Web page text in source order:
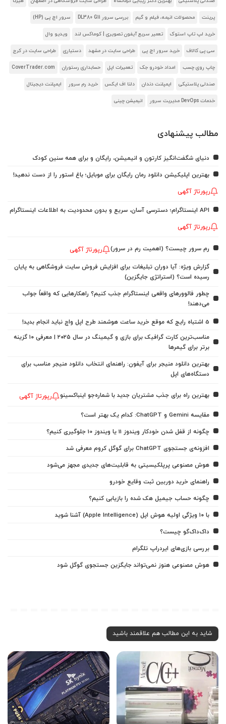
پرینت محصولات انیمه، فیلم و گیم بررسی سرور DL380 G11 سرور اچ پی (HP)
خرید لپ تاپ استوک تعمیر سریع آیفون تصویری | کوماکس لند ویدیو وال
سی پی کالاف خرید سرور اچ پی طراحی سایت در مشهد دستیاری طراحی سایت در کرج
چاپ روی چسب امداد خودرو جک تعمیرات اپل حسابداری رستوران CoverTrader.com
صندلی پلاستیکی ایمپلنت دندان دلتا اف ایکس خرید رم سرور ایمپلنت دیجیتال
خدمات DevOps مدیریت سرور انیمیشن چینی
مطالب پیشنهادی
دنیای شگفت‌انگیز کارتون و انیمیشن، رایگان و برای همه سنین کودک
بهترین اپلیکیشن دانلود رمان رایگان برای موبایل؛ باغ استور را از دست ندهید!
رپورتاژ آگهی
API اینستاگرام؛ دسترسی آسان، سریع و بدون محدودیت به اطلاعات اینستاگرام
رپورتاژ آگهی
رم سرور چیست؟ (اهمیت رم در سرور) رپورتاژ آگهی
گزارش ویژه: آیا دوران تبلیغات برای افزایش فروش سایت فروشگاهی به پایان
رسیده است؟ (استراتژی جایگزین)
چطور فالوورهای واقعی اینستاگرام جذب کنیم؟ راهکارهایی که واقعاً جواب
می‌دهند!
5 اشتباه رایج که موقع خرید ساعت هوشمند طرح اپل واچ نباید انجام بدید!
مناسب‌ترین کارت گرافیک برای بازی و گیمینگ در سال ۲۰۲۵ | معرفی ۱۰ گزینه
برتر برای گیمرها
بهترین دانلود منیجر برای آیفون: راهنمای انتخاب دانلود منیجر مناسب برای
دستگاه‌های اپل
بهترین راه برای جذب مشتریان جدید با شماره‌جو اینباکسینو رپورتاژ آگهی
مقایسه Gemini و ChatGPT: کدام یک بهتر است؟
چگونه از قفل شدن خودکار ویندوز 11 یا ویندوز 10 جلوگیری کنیم؟
افزونه‌ی جستجوی ChatGPT برای گوگل کروم معرفی شد
هوش مصنوعی پرپلکیسیتی به قابلیت‌های جدیدی مجهز می‌شود
راهنمای خرید دوربین ثبت وقایع خودرو
چگونه حساب جیمیل هک شده را بازیابی کنیم؟
با ۱۰ ویژگی اولیه هوش اپل (Apple Intelligence) آشنا شوید
داک‌داک‌گو چیست؟
بررسی بازی‌های ایردراپ تلگرام
هوش مصنوعی هنوز نمی‌تواند جایگزین جستجوی گوگل شود
شاید به این مطالب هم علاقمند باشید